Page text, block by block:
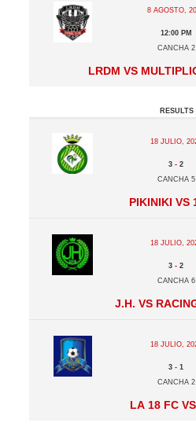
8 agosto,
12:00 pm
Cancha 2
LRDM vs
Results
18 julio,
3 -2
Cancha 5
Pikiniki vs
18 julio,
3 -2
Cancha 6
J.H. vs
18 julio,
3 -1
Cancha 2
La 18 FC